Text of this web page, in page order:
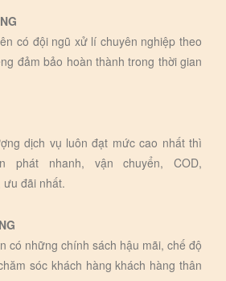
có đội ngũ xử lí chuyên nghiệp theo
đảm bảo hoàn thành trong thời gian
dịch vụ luôn đạt mức cao nhất thì
phát nhanh, vận chuyển, COD,
ưu đãi nhất.
có những chính sách hậu mãi, chế độ
sóc khách hàng khách hàng thân